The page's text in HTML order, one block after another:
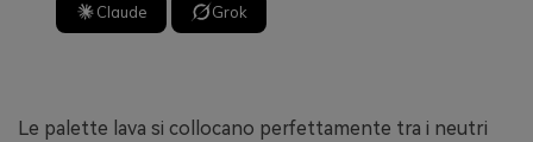
Claude Grok
Le palette lava si collocano perfettamente tra i neutri